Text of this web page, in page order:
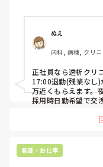
ぬえ
内科, 病棟, クリ
正社員なら透析クリ
17:00退勤(残業なし
万近くもらえます。
採用時日勤希望で交
看護・お仕事